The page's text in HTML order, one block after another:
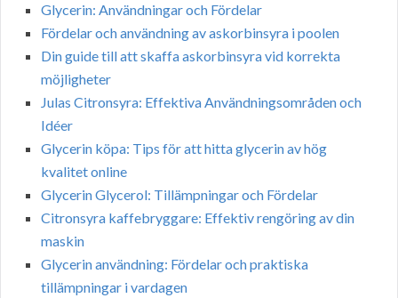
Glycerin: Användningar och Fördelar
Fördelar och användning av askorbinsyra i poolen
Din guide till att skaffa askorbinsyra vid korrekta
möjligheter
Julas Citronsyra: Effektiva Användningsområden och
Idéer
Glycerin köpa: Tips för att hitta glycerin av hög
kvalitet online
Glycerin Glycerol: Tillämpningar och Fördelar
Citronsyra kaffebryggare: Effektiv rengöring av din
maskin
Glycerin användning: Fördelar och praktiska
tillämpningar i vardagen